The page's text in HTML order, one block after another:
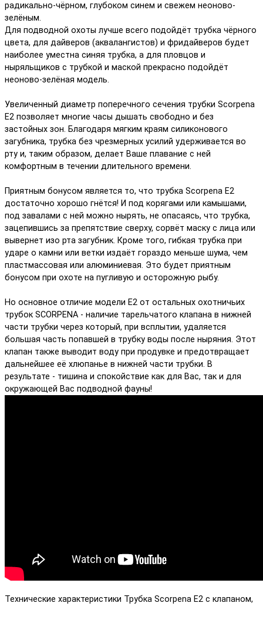
радикально-чёрном, глубоком синем и свежем неоново-
зелёным.
Для подводной охоты лучше всего подойдёт трубка чёрного
цвета, для дайверов (аквалангистов) и фридайверов будет
наиболее уместна синяя трубка, а для пловцов и
ныряльщиков с трубкой и маской прекрасно подойдёт
неоново-зелёная модель.
Увеличенный диаметр поперечного сечения трубки Scorpena
E2 позволяет многие часы дышать свободно и без
застойных зон. Благодаря мягким краям силиконового
загубника, трубка без чрезмерных усилий удерживается во
рту и, таким образом, делает Ваше плавание с ней
комфортным в течении длительного времени.
Приятным бонусом является то, что трубка Scorpena E2
достаточно хорошо гнётся! И под корягами или камышами,
под завалами с ней можно нырять, не опасаясь, что трубка,
зацепившись за препятствие сверху, сорвёт маску с лица или
вывернет изо рта загубник. Кроме того, гибкая трубка при
ударе о камни или ветки издаёт гораздо меньше шума, чем
пластмассовая или алюминиевая. Это будет приятным
бонусом при охоте на пугливую и осторожную рыбу.
Но основное отличие модели Е2 от остальных охотничьих
трубок SCORPENA - наличие тарельчатого клапана в нижней
части трубки через который, при всплытии, удаляется
большая часть попавшей в трубку воды после ныряния. Этот
клапан также выводит воду при продувке и предотвращает
дальнейшее её хлюпанье в нижней части трубки. В
результате - тишина и спокойствие как для Вас, так и для
окружающей Вас подводной фауны!
Технические характеристики Трубка Scorpena E2 с клапаном,